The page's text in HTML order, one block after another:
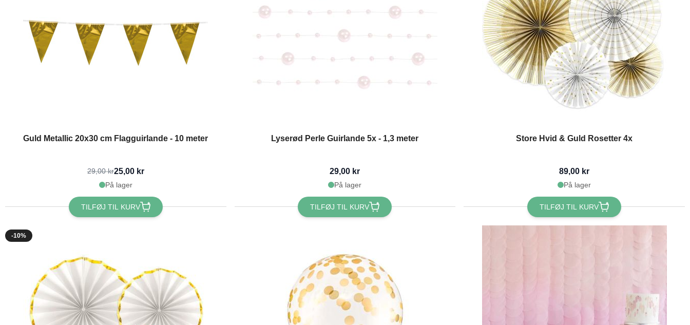
Guld Metallic 20x30 cm Flagguirlande - 10 meter
29,00 kr25,00 kr
På lager
TILFØJ TIL KURV
Lyserød Perle Guirlande 5x - 1,3 meter
29,00 kr
På lager
TILFØJ TIL KURV
Store Hvid & Guld Rosetter 4x
89,00 kr
På lager
TILFØJ TIL KURV
-10%